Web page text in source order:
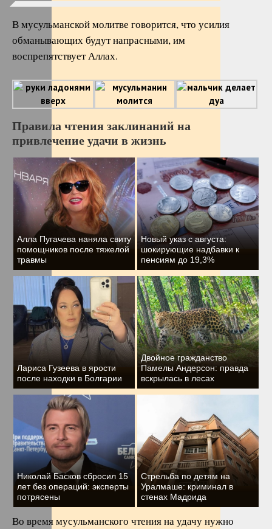
В мусульманской молитве говорится, что усилия
обманывающих будут напрасными, им
воспрепятствует Аллах.
Правила чтения заклинаний на
привлечение удачи в жизнь
Алла Пугачева наняла свиту
помощников после тяжелой
травмы
Новый указ с августа:
шокирующие надбавки к
пенсиям до 19,3%
Лариса Гузеева в ярости
после находки в Болгарии
Двойное гражданство
Памелы Андерсон: правда
вскрылась в лесах
Николай Басков сбросил 15
лет без операций: эксперты
потрясены
Стрельба по детям на
Уралмаше: криминал в
стенах Мадрида
Во время мусульманского чтения на удачу нужно